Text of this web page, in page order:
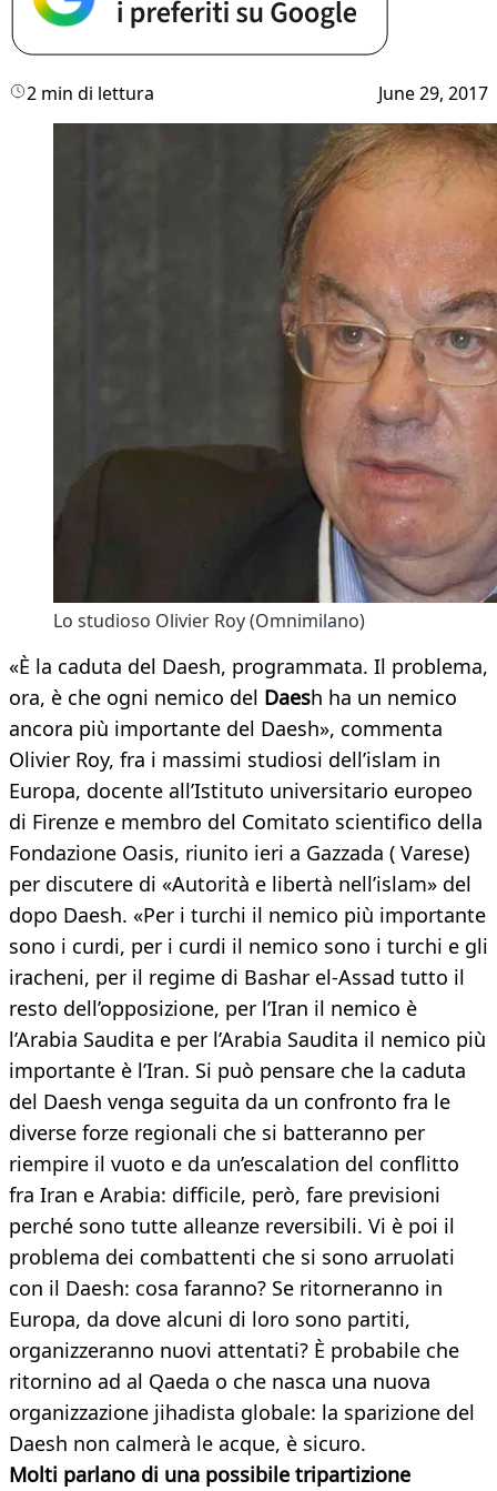
2 min di lettura June 29, 2017
Lo studioso Olivier Roy (Omnimilano)
«È la caduta del Daesh, programmata. Il problema,
ora, è che ogni nemico del Daesh ha un nemico
ancora più importante del Daesh», commenta
Olivier Roy, fra i massimi studiosi dell’islam in
Europa, docente all’Istituto universitario europeo
di Firenze e membro del Comitato scientifico della
Fondazione Oasis, riunito ieri a Gazzada ( Varese)
per discutere di «Autorità e libertà nell’islam» del
dopo Daesh. «Per i turchi il nemico più importante
sono i curdi, per i curdi il nemico sono i turchi e gli
iracheni, per il regime di Bashar el-Assad tutto il
resto dell’opposizione, per l’Iran il nemico è
l’Arabia Saudita e per l’Arabia Saudita il nemico più
importante è l’Iran. Si può pensare che la caduta
del Daesh venga seguita da un confronto fra le
diverse forze regionali che si batteranno per
riempire il vuoto e da un’escalation del conflitto
fra Iran e Arabia: difficile, però, fare previsioni
perché sono tutte alleanze reversibili. Vi è poi il
problema dei combattenti che si sono arruolati
con il Daesh: cosa faranno? Se ritorneranno in
Europa, da dove alcuni di loro sono partiti,
organizzeranno nuovi attentati? È probabile che
ritornino ad al Qaeda o che nasca una nuova
organizzazione jihadista globale: la sparizione del
Daesh non calmerà le acque, è sicuro.
Molti parlano di una possibile tripartizione